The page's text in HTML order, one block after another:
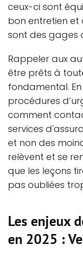
ceux-ci sont
bon entretien et
sont des gages
Rappeler aux
être prêts à
fondamental.
procédures
comment
services
et non des
relèvent et se
que les leçons
pas oubliées
Les enjeux
en 2025 :